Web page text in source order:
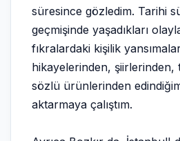
süresince gözledim. Tarihi
geçmişinde yaşadıkları
fıkralardaki kişilik
hikayelerinden,
sözlü ürünlerinden
aktarmaya çalıştım.